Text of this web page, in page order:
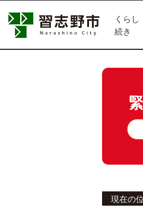
くらし
続き
現在の